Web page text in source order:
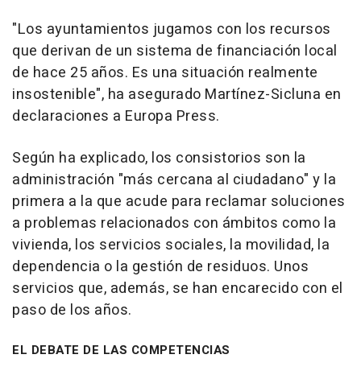
"Los ayuntamientos jugamos con los recursos
que derivan de un sistema de financiación local
de hace 25 años. Es una situación realmente
insostenible", ha asegurado Martínez-Sicluna en
declaraciones a Europa Press.
Según ha explicado, los consistorios son la
administración "más cercana al ciudadano" y la
primera a la que acude para reclamar soluciones
a problemas relacionados con ámbitos como la
vivienda, los servicios sociales, la movilidad, la
dependencia o la gestión de residuos. Unos
servicios que, además, se han encarecido con el
paso de los años.
EL DEBATE DE LAS COMPETENCIAS